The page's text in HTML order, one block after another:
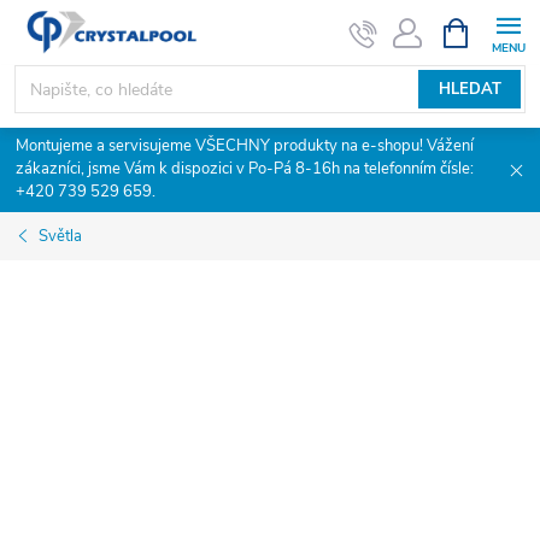
Přejít
obsah
HLEDAT
NÁKUPNÍ
KOŠÍK
Montujeme a servisujeme VŠECHNY produkty na e-shopu! Vážení
zákazníci, jsme Vám k dispozici v Po-Pá 8-16h na telefonním čísle:
+420 739 529 659.
Světla